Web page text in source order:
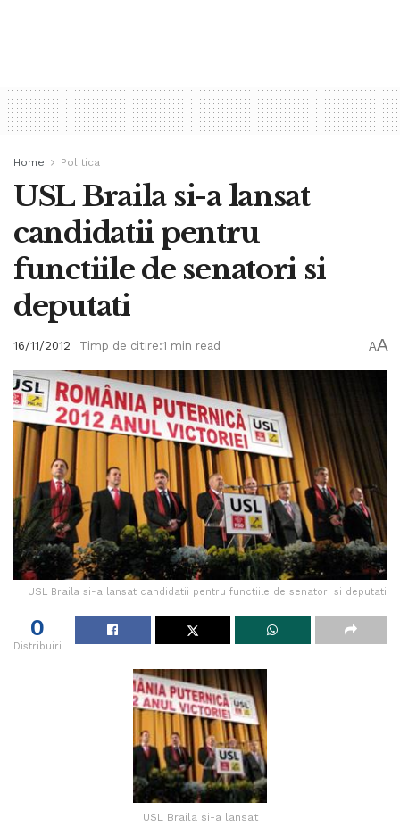
Home Politica
USL Braila si-a lansat
candidatii pentru
functiile de senatori si
deputati
16/11/2012 Timp de citire:1 min read AA
USL Braila si-a lansat candidatii pentru functiile de senatori si deputati
0
Distribuiri
USL Braila si-a lansat